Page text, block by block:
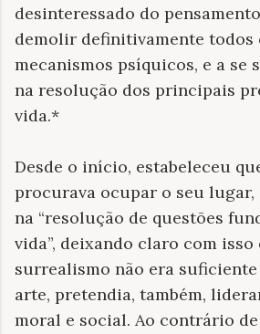
desinteressado do
demolir definitivamente todos
mecanismos psíquicos, e a se
na resolução dos principais
vida.*
Desde o início, estabeleceu
procurava ocupar o seu lugar,
na “resolução de questões
vida”, deixando claro com isso
surrealismo não era
arte, pretendia, também,
moral e social. Ao contrário